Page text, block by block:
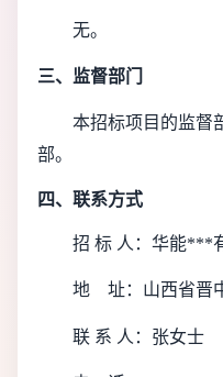
无。
三、监督部门
本招标项目的监督
部。
四、联系方式
招 标 人： 华能***
地 址： 山西省晋
联 系 人： 张女士